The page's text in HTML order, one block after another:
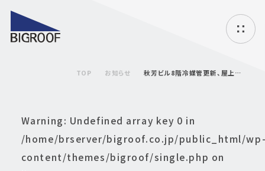
バ
ー
TOP お知らせ 秋芳ビル8階冷媒管更新、屋上防水層補修他工事
Warning: Undefined array key 0 in
/home/brserver/bigroof.co.jp/public_html/
content/themes/bigroof/single.php on